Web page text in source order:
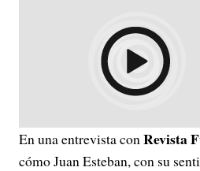
En una entrevista conRevista
cómo Juan Esteban, con su